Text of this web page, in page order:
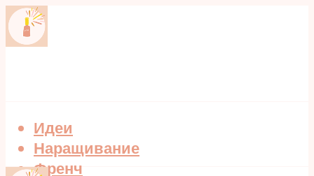
Идеи
Наращивание
Френч